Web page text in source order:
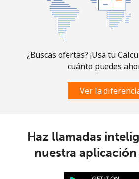
¿Buscas ofertas? ¡Usa tu
cuánto puedes
Ver la
Haz llamadas
nuestra